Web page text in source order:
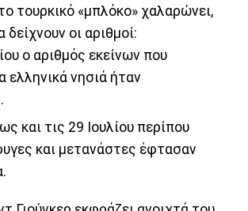
τουρκικό «μπλόκο» χαλαρώνει,
οι αριθμοί:
ο αριθμός εκείνων που
ελληνικά νησιά ήταν
και τις 29 Ιουλίου περίπου
και μετανάστες έφτασαν